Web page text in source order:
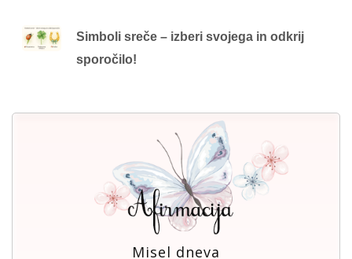
Simboli sreče – izberi svojega in odkrij
sporočilo!
Misel dneva